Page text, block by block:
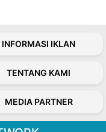
INFORMASI IKLAN
TENTANG KAMI
MEDIA PARTNER